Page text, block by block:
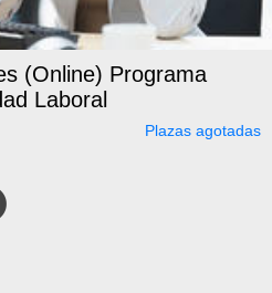
(Online) Programa
Laboral
Plazas agotadas